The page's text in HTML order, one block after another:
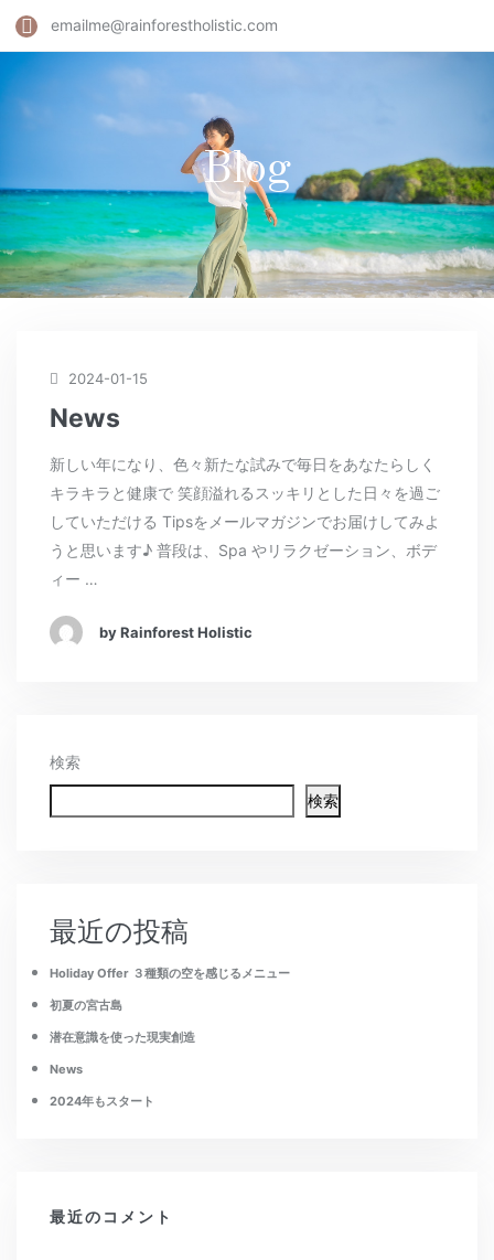
emailme@rainforestholistic.com
Blog
2024-01-15
News
新しい年になり、色々新たな試みで毎日をあなたらしく
キラキラと健康で 笑顔溢れるスッキリとした日々を過ご
していただける Tipsをメールマガジンでお届けしてみよ
うと思います♪ 普段は、Spa やリラクゼーション、ボデ
ィー …
by Rainforest Holistic
検索
検索
最近の投稿
Holiday Offer ３種類の空を感じるメニュー
初夏の宮古島
潜在意識を使った現実創造
News
2024年もスタート
最近のコメント